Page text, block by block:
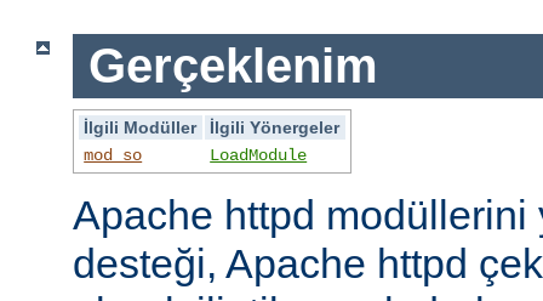
Gerçeklenim
İlgili Modüller
İlgili Yönergeler
mod_so
LoadModule
Apache httpd
desteği, Apache httpd